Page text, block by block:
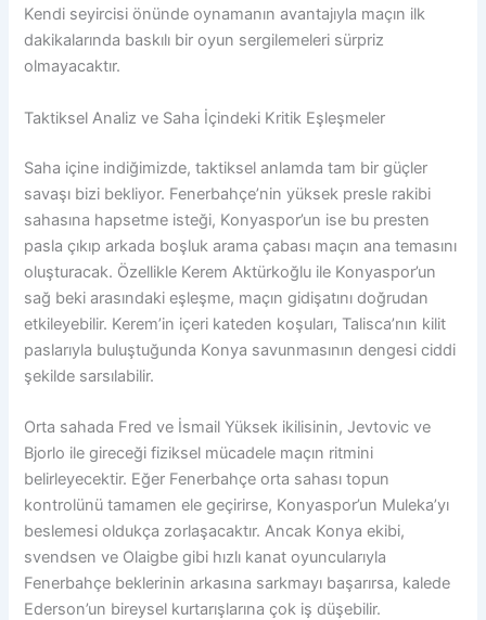
Kendi seyircisi önünde oynamanın avantajıyla maçın ilk
dakikalarında baskılı bir oyun sergilemeleri sürpriz
olmayacaktır.
Taktiksel Analiz ve Saha İçindeki Kritik Eşleşmeler
Saha içine indiğimizde, taktiksel anlamda tam bir güçler
savaşı bizi bekliyor. Fenerbahçe’nin yüksek presle rakibi
sahasına hapsetme isteği, Konyaspor’un ise bu presten
pasla çıkıp arkada boşluk arama çabası maçın ana temasını
oluşturacak. Özellikle Kerem Aktürkoğlu ile Konyaspor’un
sağ beki arasındaki eşleşme, maçın gidişatını doğrudan
etkileyebilir. Kerem’in içeri kateden koşuları, Talisca’nın kilit
paslarıyla buluştuğunda Konya savunmasının dengesi ciddi
şekilde sarsılabilir.
Orta sahada Fred ve İsmail Yüksek ikilisinin, Jevtovic ve
Bjorlo ile gireceği fiziksel mücadele maçın ritmini
belirleyecektir. Eğer Fenerbahçe orta sahası topun
kontrolünü tamamen ele geçirirse, Konyaspor’un Muleka’yı
beslemesi oldukça zorlaşacaktır. Ancak Konya ekibi,
svendsen ve Olaigbe gibi hızlı kanat oyuncularıyla
Fenerbahçe beklerinin arkasına sarkmayı başarırsa, kalede
Ederson’un bireysel kurtarışlarına çok iş düşebilir.